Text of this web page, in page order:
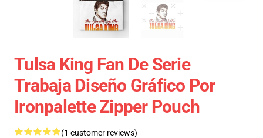
Tulsa King Fan De Serie
Trabaja Diseño Gráfico Por
Ironpalette Zipper Pouch
(1 customer reviews)